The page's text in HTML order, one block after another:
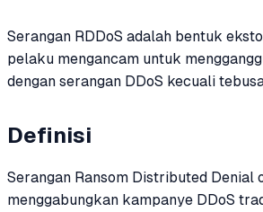
Serangan RDDoS adalah bentuk
pelaku mengancam untuk
dengan serangan DDoS kecuali
Definisi
Serangan Ransom Distributed Denial
menggabungkan kampanye DDoS